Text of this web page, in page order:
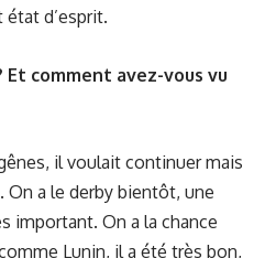
état d’esprit.
Et comment avez-vous vu
il voulait continuer mais
On a le derby bientôt, une
important. On a la chance
Lunin, il a été très bon,